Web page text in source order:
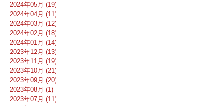
2024年05月 (19)
2024年04月 (11)
2024年03月 (12)
2024年02月 (18)
2024年01月 (14)
2023年12月 (13)
2023年11月 (19)
2023年10月 (21)
2023年09月 (20)
2023年08月 (1)
2023年07月 (11)